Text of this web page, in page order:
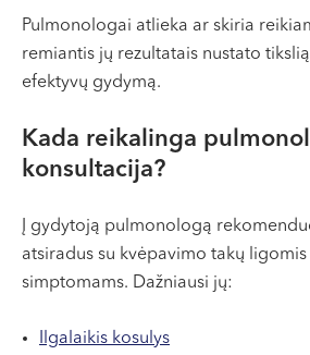
Pulmonologai atlieka ar skiria
remiantis jų rezultatais nustato
efektyvų gydymą.​
Kada reikalinga
konsultacija?
Į gydytoją pulmonologą
atsiradus su kvėpavimo takų ligomis
simptomams. Dažniausi jų:
Ilgalaikis kosulys